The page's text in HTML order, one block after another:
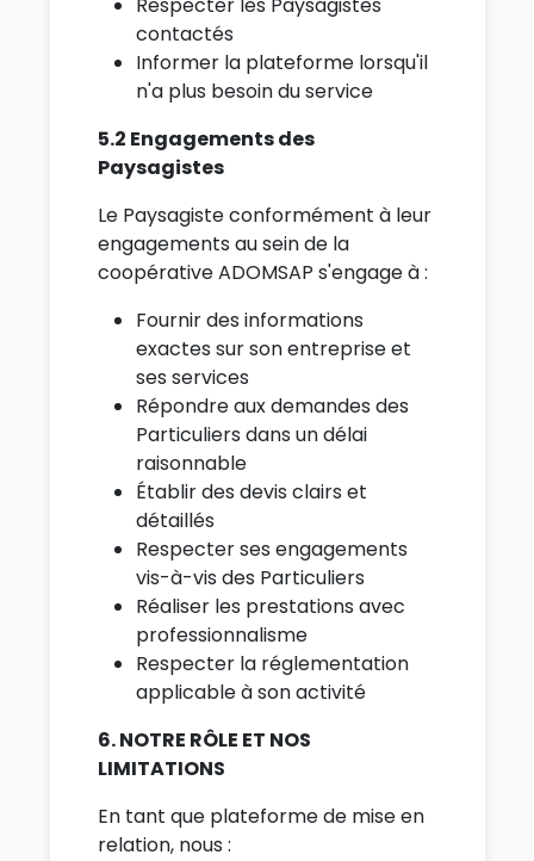
Respecter les Paysagistes
contactés
Informer la plateforme lorsqu'il
n'a plus besoin du service
5.2 Engagements des
Paysagistes
Le Paysagiste conformément à leur
engagements au sein de la
coopérative ADOMSAP s'engage à :
Fournir des informations
exactes sur son entreprise et
ses services
Répondre aux demandes des
Particuliers dans un délai
raisonnable
Établir des devis clairs et
détaillés
Respecter ses engagements
vis-à-vis des Particuliers
Réaliser les prestations avec
professionnalisme
Respecter la réglementation
applicable à son activité
6. NOTRE RÔLE ET NOS
LIMITATIONS
En tant que plateforme de mise en
relation, nous :